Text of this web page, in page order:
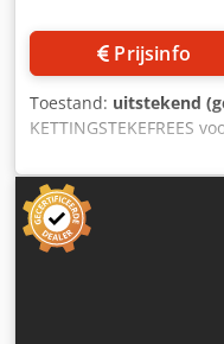
Prijsinfo
Toestand: uitstekend
KETTINGSTEKEFREES
sleuflengte: 300 mm
Transversale kopslag:
Kettingenmotor: 5,5 pk
hart-op-hart afstand: 75
verticale boren, hart-